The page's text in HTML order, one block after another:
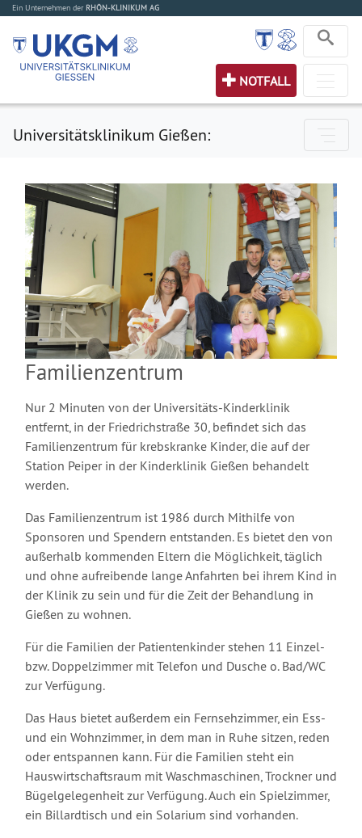
Ein Unternehmen der RHÖN-KLINIKUM AG
NOTFALL
Universitätsklinikum Gießen:
Familienzentrum
Nur 2 Minuten von der Universitäts-Kinderklinik
entfernt, in der Friedrichstraße 30, befindet sich das
Familienzentrum für krebskranke Kinder, die auf der
Station Peiper in der Kinderklinik Gießen behandelt
werden.
Das Familienzentrum ist 1986 durch Mithilfe von
Sponsoren und Spendern entstanden. Es bietet den von
außerhalb kommenden Eltern die Möglichkeit, täglich
und ohne aufreibende lange Anfahrten bei ihrem Kind in
der Klinik zu sein und für die Zeit der Behandlung in
Gießen zu wohnen.
Für die Familien der Patientenkinder stehen 11 Einzel-
bzw. Doppelzimmer mit Telefon und Dusche o. Bad/WC
zur Verfügung.
Das Haus bietet außerdem ein Fernsehzimmer, ein Ess-
und ein Wohnzimmer, in dem man in Ruhe sitzen, reden
oder entspannen kann. Für die Familien steht ein
Hauswirtschaftsraum mit Waschmaschinen, Trockner und
Bügelgelegenheit zur Verfügung. Auch ein Spielzimmer,
ein Billardtisch und ein Solarium sind vorhanden.